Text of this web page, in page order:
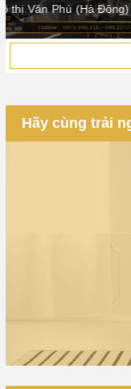
Hãy cùng trải